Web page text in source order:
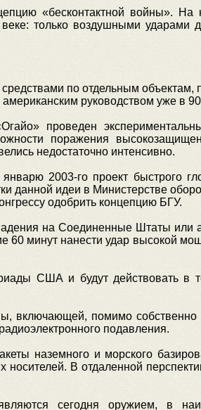
«бесконтактной войны». На
только воздушными ударами
по отдельным
руководством уже в
проведен
поражения
недостаточно интенсивно.
2003-го проект быстрого
данной идеи в Министерстве
одобрить концепцию БГУ.
на Соединенные Штаты или
минут нанести удар высокой
США и будут действовать в
включающей, помимо собственно
подавления.
наземного и морского
В отдаленной
сегодня оружием, в